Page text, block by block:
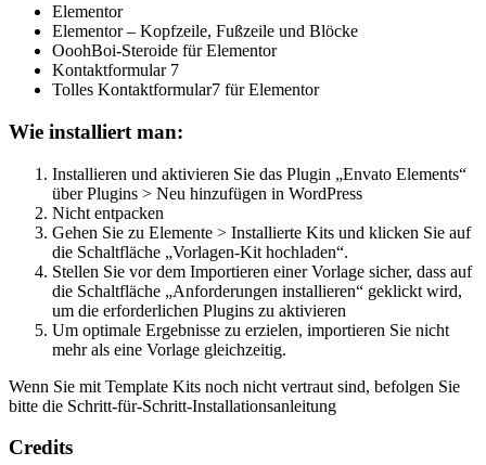
Elementor
Elementor – Kopfzeile, Fußzeile und Blöcke
OoohBoi-Steroide für Elementor
Kontaktformular 7
Tolles Kontaktformular7 für Elementor
Wie installiert man:
Installieren und aktivieren Sie das Plugin „Envato Elements“
über Plugins > Neu hinzufügen in WordPress
Nicht entpacken
Gehen Sie zu Elemente > Installierte Kits und klicken Sie auf
die Schaltfläche „Vorlagen-Kit hochladen“.
Stellen Sie vor dem Importieren einer Vorlage sicher, dass auf
die Schaltfläche „Anforderungen installieren“ geklickt wird,
um die erforderlichen Plugins zu aktivieren
Um optimale Ergebnisse zu erzielen, importieren Sie nicht
mehr als eine Vorlage gleichzeitig.
Wenn Sie mit Template Kits noch nicht vertraut sind, befolgen Sie
bitte die Schritt-für-Schritt-Installationsanleitung
Credits